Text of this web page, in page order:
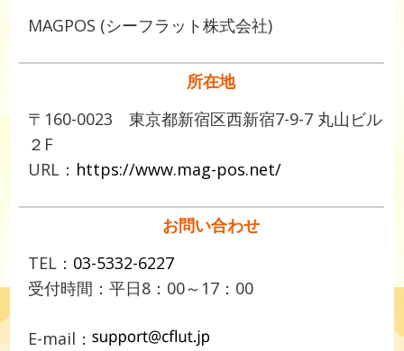
MAGPOS (シーフラット株式会社)
所在地
〒160-0023 東京都新宿区西新宿7-9-7 丸山ビル
２F
URL： https://www.mag-pos.net/
お問い合わせ
TEL： 03-5332-6227
受付時間：平日8：00～17：00
E-mail：